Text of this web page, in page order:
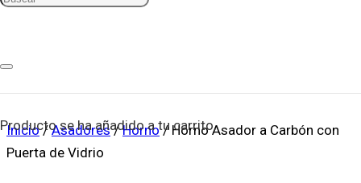
Productose ha añadido a tu carrito.
Inicio/Asadores/Horno/ Horno Asador a Carbón con
Puerta de Vidrio